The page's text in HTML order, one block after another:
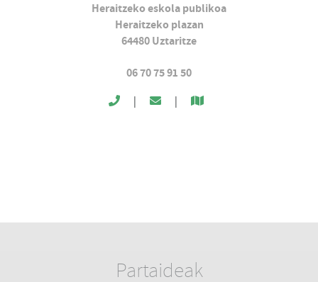
Heraitzeko eskola publikoa
Heraitzeko plazan
64480Uztaritze
06 70 75 91 50
| |
Partaideak